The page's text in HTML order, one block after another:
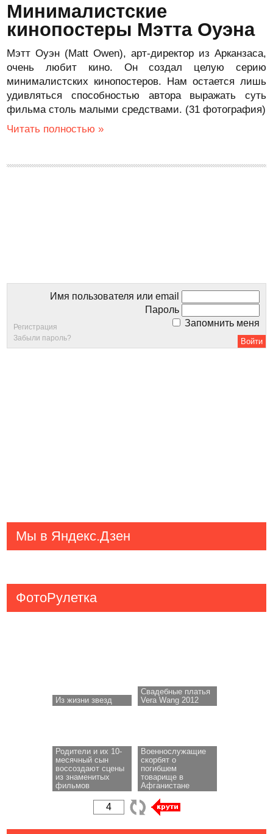
Минималистские
кинопостеры Мэтта Оуэна
Мэтт Оуэн (Matt Owen), арт-директор из Арканзаса,
очень любит кино. Он создал целую серию
минималистских кинопостеров. Нам остается лишь
удивляться способностью автора выражать суть
фильма столь малыми средствами. (31 фотография)
Читать полностью »
Имя пользователя или email
Пароль
Запомнить меня
Регистрация
Забыли пароль?
Мы в Яндекс.Дзен
ФотоРулетка
Из жизни звезд
Свадебные платья
Vera Wang 2012
Родители и их 10-
месячный сын
воссоздают сцены
из знаменитых
фильмов
Военнослужащие
скорбят о
погибшем
товарище в
Афганистане